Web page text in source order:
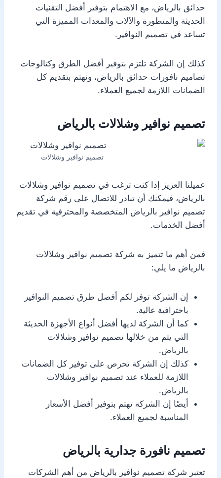
حدائق بالرياض، مع الاهتمام بتوفير أفضل التقنيات
الحديثة والمتطورة والآلات والمعدات المميزة التي
تساعد في تصميم النوافير.
كذلك إن الشركة تلتزم بتوفير أفضل الطرق وكتالوجات
تصاميم نافورات حدائق بالرياض، ونهتم بتقديم كل
الضمانات اللازمة لجميع العملاء.
تصميم نوافير وشلالات بالرياض
تصميم نوافير وشلالات
عميلنا العزيز إذا كنت ترغب في تصميم نوافير وشلالات
بالرياض، فيمكنك أن تبادر للاتصال على رقم شركة
تصميم نوافير بالرياض المتخصصة والمحترفية في تقديم
أفضل الخدمات.
فمن أهم ما تتميز به شركة تصميم نوافير وشلالات
بالرياض ما يلي:
إن الشركة توفر لكم أفضل طرق تصميم النوافير
باحترافية عالية.
كما أن الشركة لديها أفضل أنواع الأجهزة الحديثة
التي يتم من خلالها تصميم نوافير وشلالات
بالرياض.
كذلك إن الشركة تحرص على توفير كل الضمانات
اللازمة للعملاء عند تصميم نوافير وشلالات
بالرياض.
أيضًا إن الشركة تهتم بتوفير أفضل الأسعار
المناسبة لجميع العملاء.
تصميم نافورة جدارية بالرياض
تعتبر شركة تصميم نوافير بالرياض من أهم الشركات